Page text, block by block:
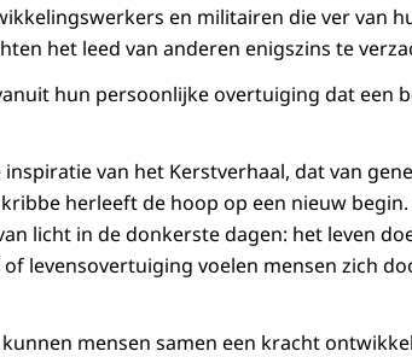
en militairen die ver van
het leed van anderen enigszins te
hun persoonlijke overtuiging dat een
van het Kerstverhaal, dat van
herleeft de hoop op een nieuw
licht in de donkerste dagen: het leven
levensovertuiging voelen mensen zich
mensen samen een kracht